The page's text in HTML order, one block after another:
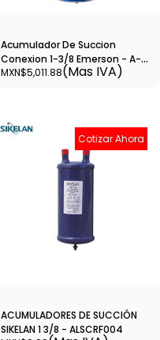
Acumulador De Succion
Conexion 1-3/8 Emerson - A-
As-61411
MXN$5,011.88(Mas IVA)
Cotizar Ahora
ACUMULADORES DE SUCCIÓN
SIKELAN 1 3/8 - ALSCRF004